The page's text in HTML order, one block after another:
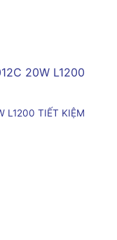
L1200 TIẾT KIỆM